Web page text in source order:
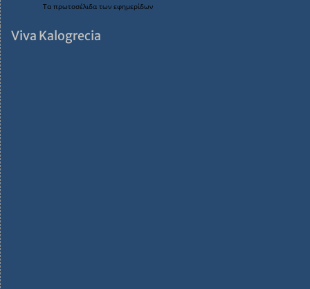
Τα πρωτοσέλιδα των εφημερίδων
Viva Kalogrecia